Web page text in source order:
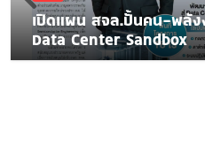
เปิดแผน สจล.ปั้นคน-พลัง
Data Center Sandbox